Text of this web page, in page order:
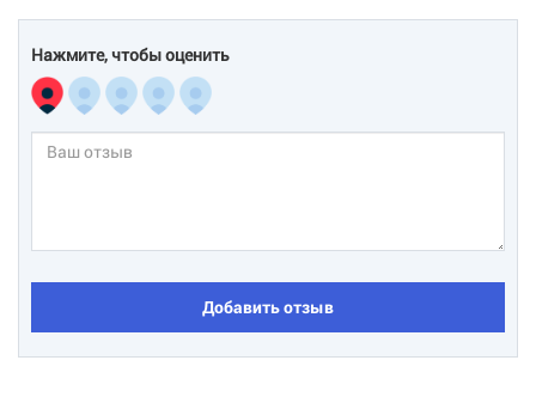
Нажмите, чтобы оценить
Добавить отзыв